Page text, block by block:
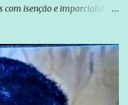
com isenção e imparcialidade
citada na delação de
para promover o Brasil no
empresas ou
Cristiano Zanin Martins